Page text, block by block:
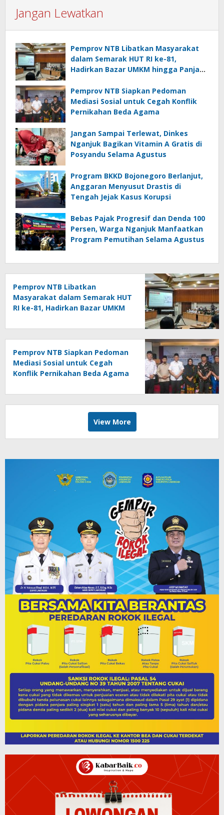
Jangan Lewatkan
Pemprov NTB Libatkan Masyarakat
dalam Semarak HUT RI ke-81,
Hadirkan Bazar UMKM hingga Panjat
Pemprov NTB Siapkan Pedoman
Mediasi Sosial untuk Cegah Konflik
Pernikahan Beda Agama
Jangan Sampai Terlewat, Dinkes
Nganjuk Bagikan Vitamin A Gratis di
Posyandu Selama Agustus
Program BKKD Bojonegoro Berlanjut,
Anggaran Menyusut Drastis di
Tengah Jejak Kasus Korupsi
Bebas Pajak Progresif dan Denda 100
Persen, Warga Nganjuk Manfaatkan
Program Pemutihan Selama Agustus
Pemprov NTB Libatkan
Masyarakat dalam Semarak HUT
RI ke-81, Hadirkan Bazar UMKM
Pemprov NTB Siapkan Pedoman
Mediasi Sosial untuk Cegah
Konflik Pernikahan Beda Agama
View More